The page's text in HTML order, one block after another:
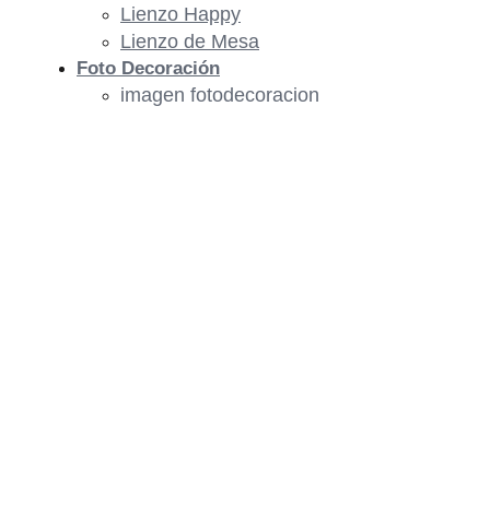
Lienzo Happy
Lienzo de Mesa
Foto Decoración
imagen fotodecoracion